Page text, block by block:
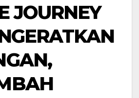
JOURNEY